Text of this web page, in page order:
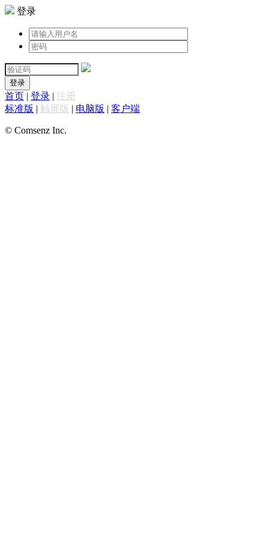
登录
登录
首页 | 登录 | 注册
标准版 | 触屏版 | 电脑版 | 客户端
© Comsenz Inc.